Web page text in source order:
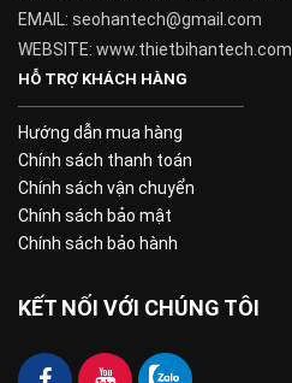
EMAIL: seohantech@gmail.com
WEBSITE: www.thietbihantech.com
HỖ TRỢ KHÁCH HÀNG
Hướng dẫn mua hàng
Chính sách thanh toán
Chính sách vận chuyển
Chính sách bảo mật
Chính sách bảo hành
KẾT NỐI VỚI CHÚNG TÔI